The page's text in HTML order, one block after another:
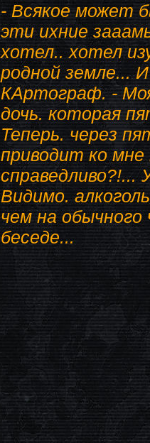
- Всякое может
эти ихние
хотел.. хотел
родной земле...
КАртограф. -
дочь. которая
Теперь. через
приводит ко
справедливо?!...
Видимо.
чем на обычного
беседе...